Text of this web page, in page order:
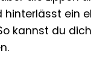
ein
kannst du